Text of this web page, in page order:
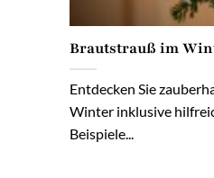
Brautstrauß im
Entdecken Sie
Winter inklusive
Beispiele...